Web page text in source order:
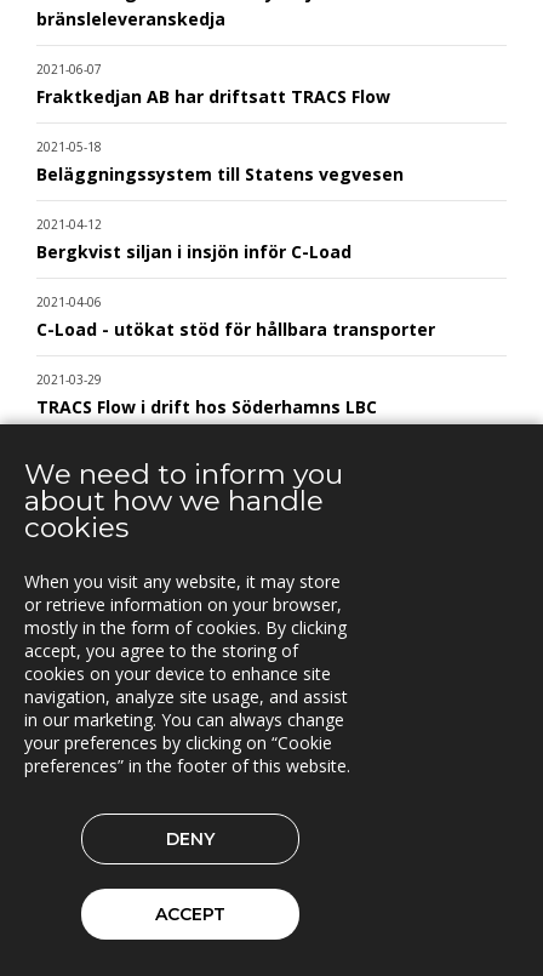
bränsleleveranskedja
2021-06-07
Fraktkedjan AB har driftsatt TRACS Flow
2021-05-18
Beläggningssystem till Statens vegvesen
2021-04-12
Bergkvist siljan i insjön inför C-Load
2021-04-06
C-Load - utökat stöd för hållbara transporter
2021-03-29
TRACS Flow i drift hos Söderhamns LBC
Kunderna nöjda med Triona
2021-03-08
2021-02-26
Webinar med RoadCloud
2021-02-24
Nya lokaler i Oslo
2021-01-29
2021-01-11
2021-01-07
We need to inform you
about how we handle
cookies
When you visit any website, it may store
or retrieve information on your browser,
mostly in the form of cookies. By clicking
accept, you agree to the storing of
cookies on your device to enhance site
navigation, analyze site usage, and assist
in our marketing. You can always change
your preferences by clicking on “Cookie
preferences” in the footer of this website.
DENY
ACCEPT